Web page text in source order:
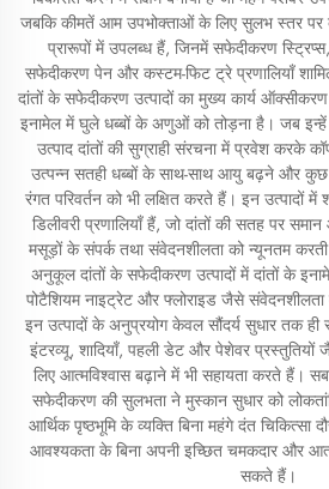
जबकि कीमतें आम उपभोक्ताओं के लिए सुलभ स्तर पर
प्रारूपों में उपलब्ध हैं, जिनमें सफेदीकरण
सफेदीकरण पेन और कस्टम-फिट ट्रे प्रणालियाँ
दांतों के सफेदीकरण उत्पादों का मुख्य कार्य
इनामेल में घुले धब्बों के अणुओं को तोड़ना है। जब इन्हें
उत्पाद दांतों की सुग्राही संरचना में प्रवेश करके
उत्पन्न सतही धब्बों के साथ-साथ आयु बढ़ने और
रंगत परिवर्तन को भी लक्षित करते हैं। इन उत्पादों
डिलीवरी प्रणालियाँ हैं, जो दांतों की सतह पर
मसूड़ों के संपर्क तथा संवेदनशीलता को न्यूनतम
अनुकूल दांतों के सफेदीकरण उत्पादों में दांतों के
पोटैशियम नाइट्रेट और फ्लोराइड जैसे
इन उत्पादों के अनुप्रयोग केवल सौंदर्य सुधार तक ही
इंटरव्यू, शादियाँ, पहली डेट और पेशेवर प्रस्तुतियों
लिए आत्मविश्वास बढ़ाने में भी सहायता करते
सफेदीकरण की सुलभता ने मुस्कान सुधार को
आर्थिक पृष्ठभूमि के व्यक्ति बिना महंगे दंत चिकित्सा
आवश्यकता के बिना अपनी इच्छित चमकदार और
सकते हैं।